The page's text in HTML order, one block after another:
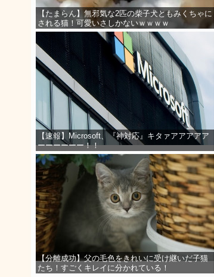
【たまらん】無邪気な2匹の柴子犬ともみくちゃに
される猫！可愛いさしかないｗｗｗｗ
【速報】Microsoft、『神対応』キタァアアアアア
ーーーーーー！！
【分離成功】父の毛色をきれいに受け継いだ子猫
たち！すごくキレイに分かれている！